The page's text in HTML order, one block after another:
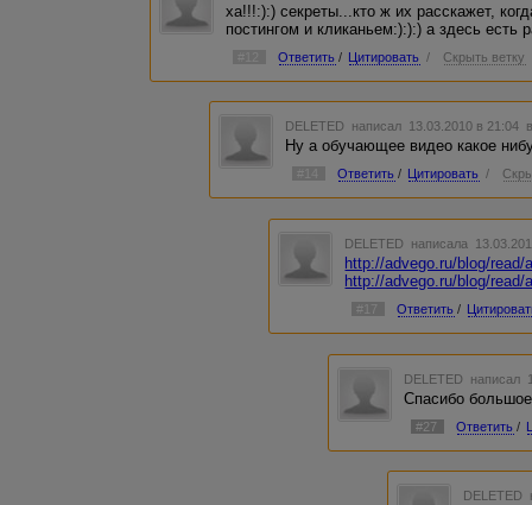
ха!!!:):) секреты...кто ж их расскажет,
постингом и кликаньем:):):) а здесь есть
Ответить / Цитировать / Скрыть ветку
DELETED написал 13.03.2010 в 21:04
Ну а обучающее видео какое
Ответить / Цитировать /
DELETED написала
http://advego.ru/blog/read/
http://advego.ru/blog/read/
#17 Ответить /
DELETED написал
Спасибо
#27 Ответить /
DELETED